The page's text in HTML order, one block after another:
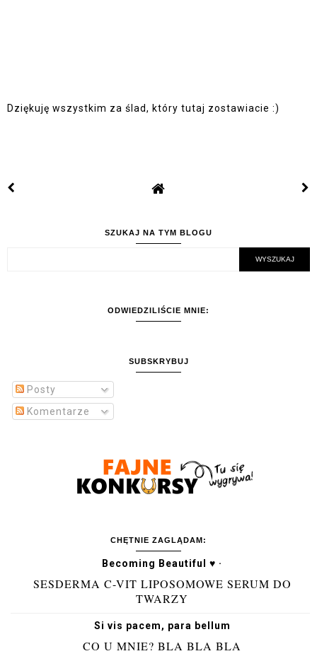
Dziękuję wszystkim za ślad, który tutaj zostawiacie :)
SZUKAJ NA TYM BLOGU
ODWIEDZILIŚCIE MNIE:
SUBSKRYBUJ
Posty
Komentarze
CHĘTNIE ZAGLĄDAM:
Becoming Beautiful ♥ ·
SESDERMA C-VIT LIPOSOMOWE SERUM DO
TWARZY
Si vis pacem, para bellum
CO U MNIE? BLA BLA BLA